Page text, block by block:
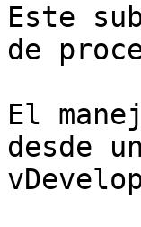
Este
de
El
desde